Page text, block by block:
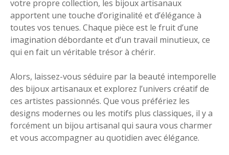
votre propre collection, les bijoux artisanaux
apportent une touche d’originalité et d’élégance à
toutes vos tenues. Chaque pièce est le fruit d’une
imagination débordante et d’un travail minutieux, ce
qui en fait un véritable trésor à chérir.
Alors, laissez-vous séduire par la beauté intemporelle
des bijoux artisanaux et explorez l’univers créatif de
ces artistes passionnés. Que vous préfériez les
designs modernes ou les motifs plus classiques, il y a
forcément un bijou artisanal qui saura vous charmer
et vous accompagner au quotidien avec élégance.